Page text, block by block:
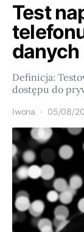
Test
danych
Definicja:
dostępu do
Iwona 05/08/